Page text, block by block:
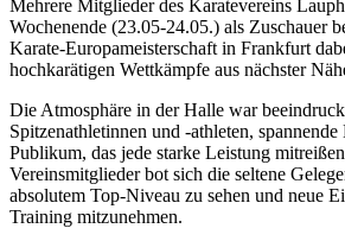
Mehrere Mitglieder des Karatevereins
Wochenende (23.05-24.05.) als Zuschauer
Karate‑Europameisterschaft in Frankfurt
hochkarätigen Wettkämpfe aus nächster
Die Atmosphäre in der Halle war
Spitzenathletinnen und ‑athleten,
Publikum, das jede starke Leistung
Vereinsmitglieder bot sich die seltene
absolutem Top‑Niveau zu sehen und neue
Training mitzunehmen.